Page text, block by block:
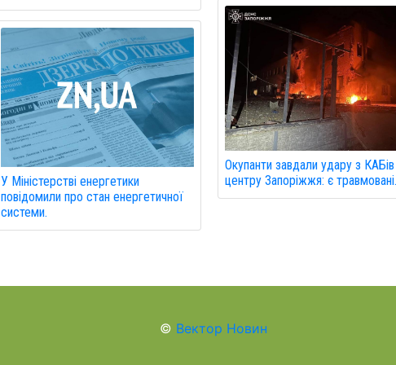
У Міністерстві енергетики
повідомили про стан енергетичної
системи.
Окупанти завдали удару з
центру Запоріжжя: є
© Вектор Новин